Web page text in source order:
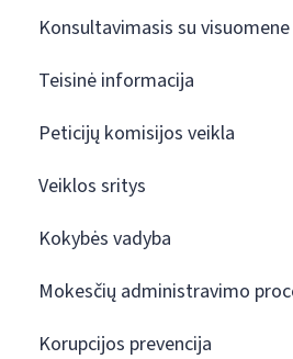
Konsultavimasis su visuomene
Teisinė informacija
Peticijų komisijos veikla
Veiklos sritys
Kokybės vadyba
Mokesčių administravimo
Korupcijos prevencija